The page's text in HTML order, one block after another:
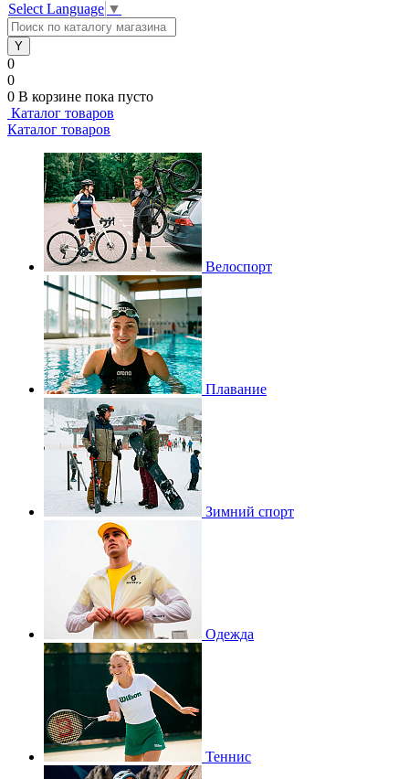
Select Language ▼
0
0
0 В корзине пока пусто
Каталог товаров
Каталог товаров
Велоспорт
Плавание
Зимний спорт
Одежда
Теннис